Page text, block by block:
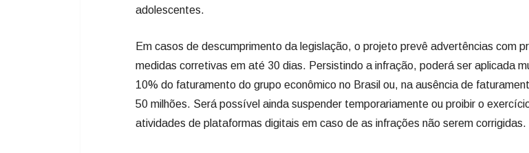
adolescentes.
Em casos de descumprimento da legislação, o projeto prevê advertências com
medidas corretivas em até 30 dias. Persistindo a infração, poderá ser aplicada
10% do faturamento do grupo econômico no Brasil ou, na ausência de
50 milhões. Será possível ainda suspender temporariamente ou proibir o
atividades de plataformas digitais em caso de as infrações não serem corrigidas.